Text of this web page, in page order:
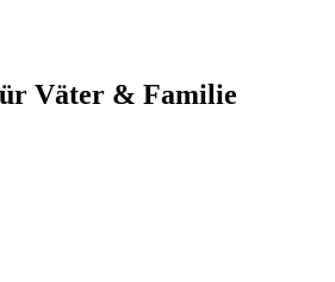
Väter & Familie